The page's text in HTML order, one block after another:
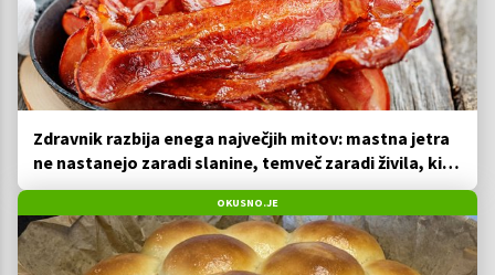
Zdravnik razbija enega največjih mitov: mastna jetra
ne nastanejo zaradi slanine, temveč zaradi živila, ki
ga imamo vsi radi
OKUSNO.JE